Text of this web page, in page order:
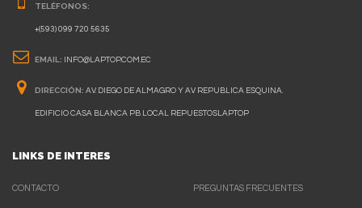
TELÉFONOS:
+(593) 099 720 5635
EMAIL: INFO@LAPTOP.COM.EC
DIRECCIÓN: AV. DIEGO DE ALMAGRO Y AV REPUBLICA ESQUINA.
EDIFICIO CASA BLANCA PB LOCAL REPUESTOSLAPTOP
LINKS DE INTERES
CONTACTO PREGUNTAS FRECUENTES